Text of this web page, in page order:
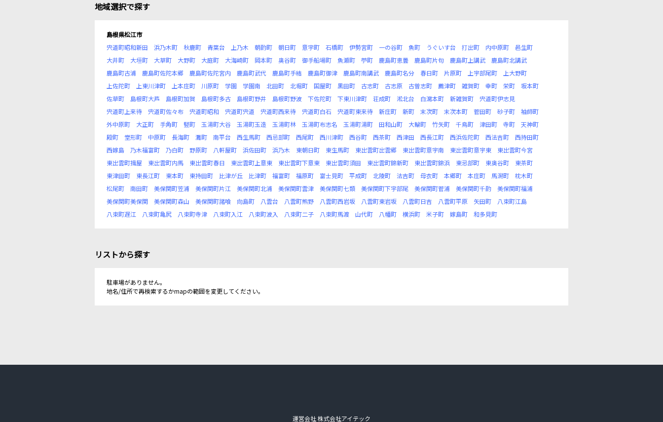
地域選択で探す
島根県松江市
宍道町昭和新田
浜乃木町 秋鹿町 青葉台 上乃木 朝酌町 朝日町 意宇町 石橋町 伊勢宮町 一の谷町 魚町 うぐいす台 打出町 内中原町
邑生町
大井町
大垣町 大草町 大野町 大庭町 大海崎町 岡本町 奥谷町 御手船場町 魚瀬町 苧町 鹿島町恵曇 鹿島町片句 鹿島町上講武
鹿島町北講武
鹿島町古浦
鹿島町佐陀本郷 鹿島町佐陀宮内 鹿島町武代 鹿島町手結 鹿島町御津 鹿島町南講武 鹿島町名分 春日町 片原町 上宇部尾町
上大野町
上佐陀町
上東川津町 上本庄町 川原町 学園 学園南 北田町 北堀町 国屋町 黒田町 古志町 古志原 古曽志町 薦津町 雑賀町 幸町 栄町
坂本町
佐草町
島根町大芦 島根町加賀 島根町多古 島根町野井 島根町野波 下佐陀町 下東川津町 荘成町 淞北台 白瀉本町 新雑賀町
宍道町伊志見
宍道町上来待
宍道町佐々布 宍道町昭和 宍道町宍道 宍道町西来待 宍道町白石 宍道町東来待 新庄町 新町 末次町 末次本町 菅田町 砂子町
袖師町
外中原町
大正町 手角町 竪町 玉湯町大谷 玉湯町玉造 玉湯町林 玉湯町布志名 玉湯町湯町 田和山町 大輪町 竹矢町 千鳥町 津田町 寺町
天神町
殿町
堂形町 中原町 長海町 灘町 南平台 西生馬町 西忌部町 西尾町 西川津町 西谷町 西茶町 西津田 西長江町 西浜佐陀町 西法吉町
西持田町
西嫁島
乃木福富町 乃白町 野原町 八軒屋町 浜佐田町 浜乃木 東朝日町 東生馬町 東出雲町出雲郷 東出雲町意宇南 東出雲町意宇東
東出雲町今宮
東出雲町揖屋
東出雲町内馬 東出雲町春日 東出雲町上意東 東出雲町下意東 東出雲町須田 東出雲町錦新町 東出雲町錦浜 東忌部町 東奥谷町
東茶町
東津田町
東長江町 東本町 東持田町 比津が丘 比津町 福富町 福原町 富士見町 平成町 北陵町 法吉町 母衣町 本郷町 本庄町 馬潟町
枕木町
松尾町
南田町 美保関町笠浦 美保関町片江 美保関町北浦 美保関町雲津 美保関町七類 美保関町下宇部尾 美保関町菅浦 美保関町千酌
美保関町福浦
美保関町美保関
美保関町森山 美保関町諸喰 向島町 八雲台 八雲町熊野 八雲町西岩坂 八雲町東岩坂 八雲町日吉 八雲町平原 矢田町
八束町江島
八束町遅江
八束町亀尻 八束町寺津 八束町入江 八束町波入 八束町二子 八束町馬渡 山代町 八幡町 横浜町 米子町 嫁島町 和多見町
リストから探す
駐車場がありません。
地名/住所で再検索するかmapの範囲を変更してください。
運営会社 株式会社アイテック